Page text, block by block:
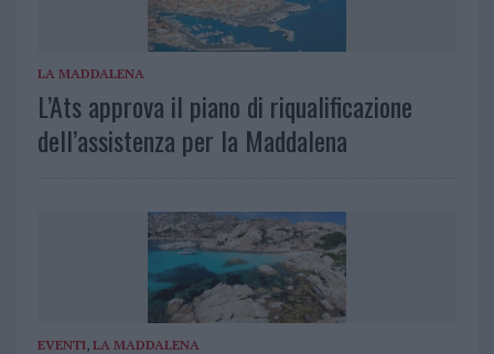
LA MADDALENA
L’Ats approva il piano di riqualificazione
dell’assistenza per la Maddalena
EVENTI, LA MADDALENA